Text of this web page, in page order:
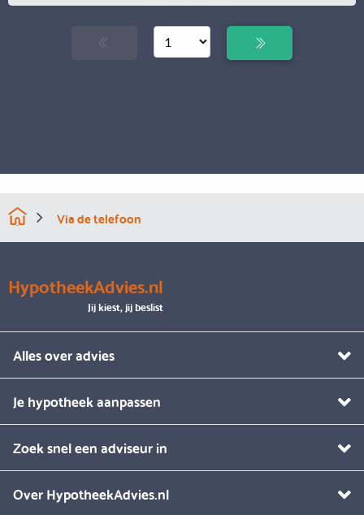
Via de telefoon
HypotheekAdvies.nl
Jij kiest, jij beslist
Alles over advies
Je hypotheek aanpassen
Zoek snel een adviseur in
Over HypotheekAdvies.nl